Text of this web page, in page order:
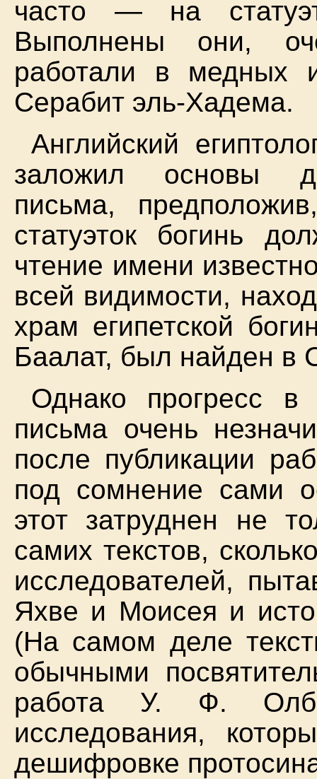
часто — на
Выполнены они,
работали в медных
Серабит эль-Хадема.
Английский
заложил основы
письма,
статуэток богинь
чтение имени
всей видимости,
храм египетской
Баалат, был найден в
Однако прогресс в
письма очень
после публикации
под сомнение сами
этот затруднен не
самих текстов,
исследователей,
Яхве и Моисея и
(На самом деле
обычными
работа У. Ф.
исследования,
дешифровке